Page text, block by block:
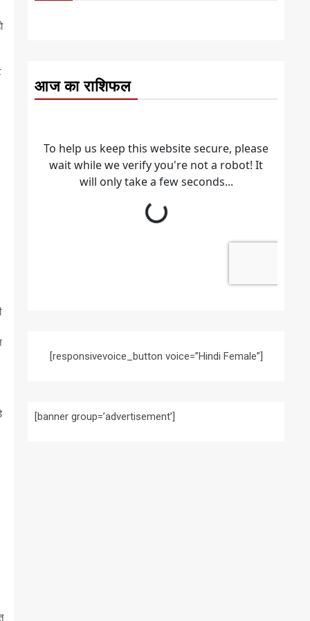
आज का राशिफल
[responsivevoice_button voice=”Hindi Female”]
[banner group=’advertisement’]